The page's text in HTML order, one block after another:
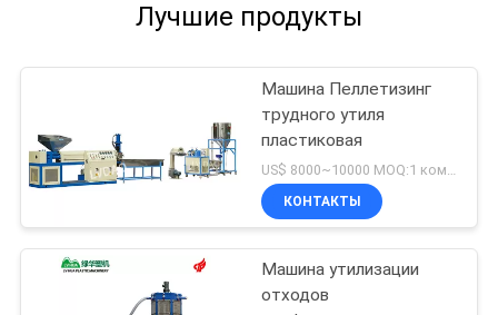
Лучшие продукты
Машина Пеллетизинг
трудного утиля
пластиковая
US$ 8000~10000 MOQ:1 комплект
КОНТАКТЫ
Машина утилизации
отходов